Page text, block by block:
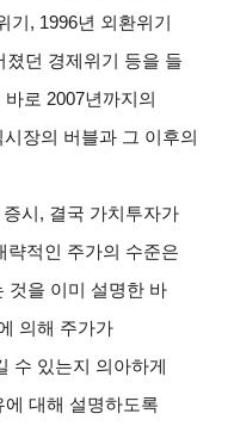
기 , 1996년 외환위기
졌던 경제위기 등을 들
바로 2007년까지의
장의 버블과 그 이후의
시 , 결국 가치투자가
략적인 주가의 수준은
것을 이미 설명한 바
의해 주가가
수 있는지 의아하게
대해 설명하도록